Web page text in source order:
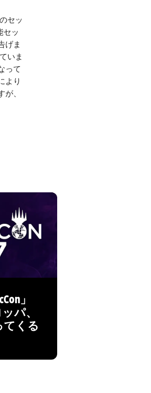
セッ
セッ
げま
いま
って
より
、
」
パ、
てくる